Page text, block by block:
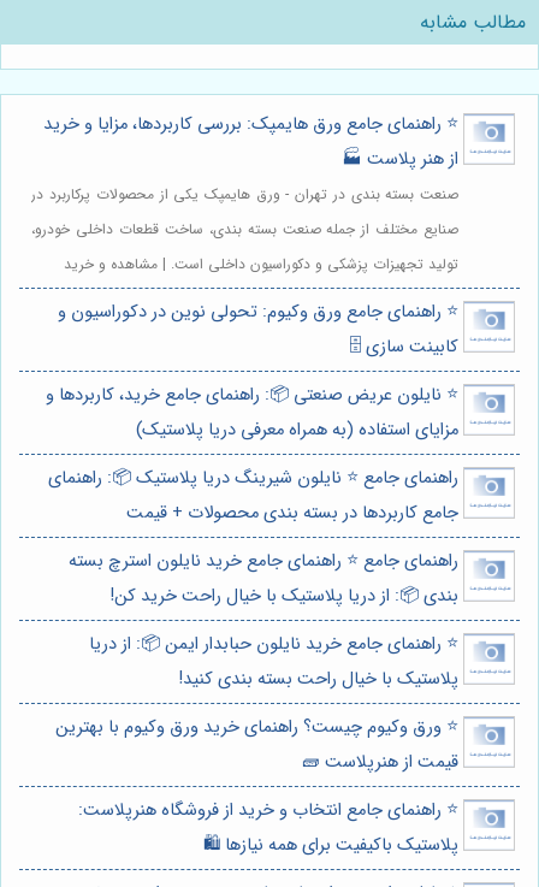
مطالب مشابه
⭐️ راهنمای جامع ورق هایمپک: بررسی کاربردها، مزایا و خرید
از هنر پلاست 🏭
صنعت بسته بندی در تهران - ورق هایمپک یکی از محصولات پرکاربرد در
صنایع مختلف از جمله صنعت بسته بندی، ساخت قطعات داخلی خودرو،
تولید تجهیزات پزشکی و دکوراسیون داخلی است. | مشاهده و خرید
⭐️ راهنمای جامع ورق وکیوم: تحولی نوین در دکوراسیون و
کابینت سازی 🗄️
⭐️ نایلون عریض صنعتی 📦: راهنمای جامع خرید، کاربردها و
مزایای استفاده (به همراه معرفی دریا پلاستیک)
راهنمای جامع ⭐️ نایلون شیرینگ دریا پلاستیک 📦: راهنمای
جامع کاربردها در بسته بندی محصولات + قیمت
راهنمای جامع ⭐️ راهنمای جامع خرید نایلون استرچ بسته
بندی 📦: از دریا پلاستیک با خیال راحت خرید کن!
⭐️ راهنمای جامع خرید نایلون حبابدار ایمن 📦: از دریا
پلاستیک با خیال راحت بسته بندی کنید!
⭐️ ورق وکیوم چیست؟ راهنمای خرید ورق وکیوم با بهترین
قیمت از هنرپلاست 🧱
⭐️ راهنمای جامع انتخاب و خرید از فروشگاه هنرپلاست:
پلاستیک باکیفیت برای همه نیازها 🛍️